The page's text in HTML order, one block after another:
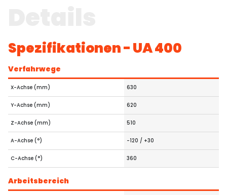
Spezifikationen - UA 400
Verfahrwege
X-Achse (mm) 630
Y-Achse (mm) 620
Z-Achse (mm) 510
A-Achse (°) -120 / +30
C-Achse (°) 360
Arbeitsbereich